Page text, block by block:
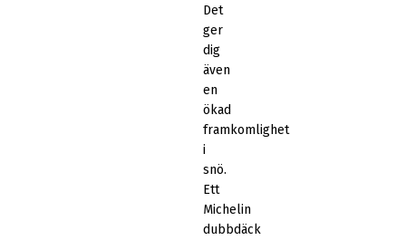
Det
ger
dig
även
en
ökad
framkomlighet
i
snö.
Ett
Michelin
dubbdäck